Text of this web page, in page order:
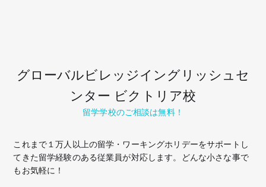
グローバルビレッジイングリッシュセ
ンター ビクトリア校
留学学校のご相談は無料！
これまで１万人以上の留学・ワーキングホリデーをサポートし
てきた留学経験のある従業員が対応します。どんな小さな事で
もお気軽に！